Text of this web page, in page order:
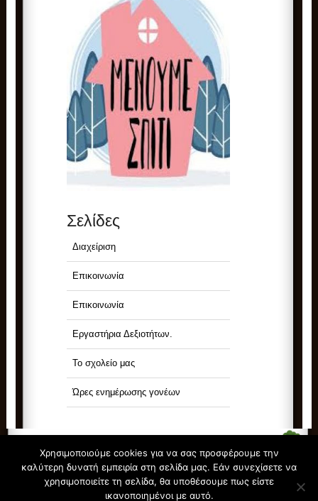
Σελίδες
Διαχείριση
Επικοινωνία
Επικοινωνία
Εργαστήρια Δεξιοτήτων.
Το σχολείο μας
Ώρες ενημέρωσης γονέων
© All Rights Reserved.36ο ΝΗΠΙΑΓΩΓΕΙΟ ΛΑΡΙΣΑΣ
Χρησιμοποιούμε cookies για να σας προσφέρουμε την
καλύτερη δυνατή εμπειρία στη σελίδα μας. Εάν συνεχίσετε να
χρησιμοποιείτε τη σελίδα, θα υποθέσουμε πως είστε
ικανοποιημένοι με αυτό.